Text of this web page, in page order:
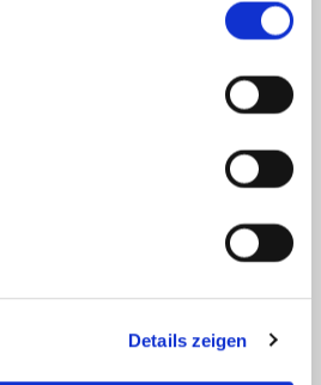
Details zeigen
Reaktionszeiten
mit uns vereinbaren. Damit werden
Team bearbeitet.
Kosten und einen verlässlichen Partner